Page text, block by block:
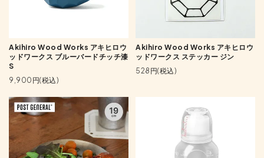
Akihiro Wood Works アキヒロウ
ッドワークス ブルーバードチッチ漆
S
9,900円(税込)
Akihiro Wood Works アキヒロウ
ッドワークス ステッカー ジン
528円(税込)